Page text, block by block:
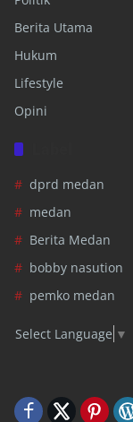
Berita Utama
Hukum
Lifestyle
Opini
dprd medan
medan
Berita Medan
bobby nasution
pemko medan
Select Language ▼